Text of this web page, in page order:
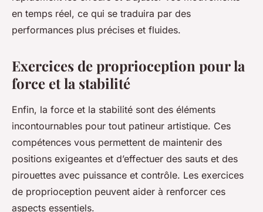
en temps réel, ce qui se traduira par des
performances plus précises et fluides.
Exercices de proprioception pour la
force et la stabilité
Enfin, la force et la stabilité sont des éléments
incontournables pour tout patineur artistique. Ces
compétences vous permettent de maintenir des
positions exigeantes et d’effectuer des sauts et des
pirouettes avec puissance et contrôle. Les exercices
de proprioception peuvent aider à renforcer ces
aspects essentiels.